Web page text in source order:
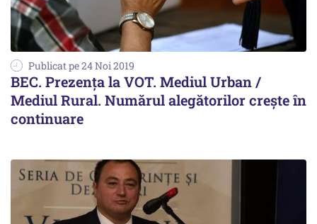
Publicat pe 24 Noi 2019
BEC. Prezența la VOT. Mediul Urban /
Mediul Rural. Numărul alegătorilor crește în
continuare